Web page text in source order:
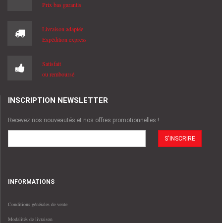
Prix bas garantis
Livraison adaptée
Expédition express
Satisfait
ou remboursé
INSCRIPTION NEWSLETTER
Recevez nos nouveautés et nos offres promotionnelles !
INFORMATIONS
Conditions générales de vente
Modalités de livraison